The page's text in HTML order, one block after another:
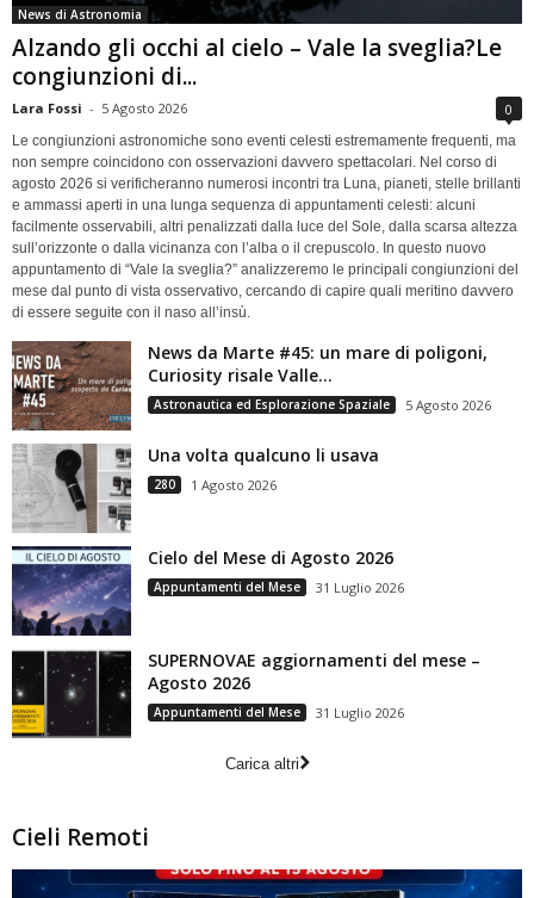
News di Astronomia
Alzando gli occhi al cielo – Vale la sveglia?Le
congiunzioni di...
Lara Fossi - 5 Agosto 2026 0
Le congiunzioni astronomiche sono eventi celesti estremamente frequenti, ma
non sempre coincidono con osservazioni davvero spettacolari. Nel corso di
agosto 2026 si verificheranno numerosi incontri tra Luna, pianeti, stelle brillanti
e ammassi aperti in una lunga sequenza di appuntamenti celesti: alcuni
facilmente osservabili, altri penalizzati dalla luce del Sole, dalla scarsa altezza
sull’orizzonte o dalla vicinanza con l’alba o il crepuscolo. In questo nuovo
appuntamento di “Vale la sveglia?” analizzeremo le principali congiunzioni del
mese dal punto di vista osservativo, cercando di capire quali meritino davvero
di essere seguite con il naso all’insù.
News da Marte #45: un mare di poligoni,
Curiosity risale Valle...
Astronautica ed Esplorazione Spaziale 5 Agosto 2026
Una volta qualcuno li usava
280 1 Agosto 2026
Cielo del Mese di Agosto 2026
Appuntamenti del Mese 31 Luglio 2026
SUPERNOVAE aggiornamenti del mese –
Agosto 2026
Appuntamenti del Mese 31 Luglio 2026
Carica altri
Cieli Remoti